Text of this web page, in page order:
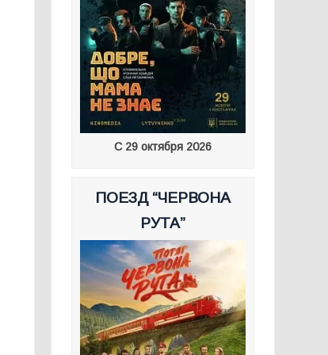
С 29 октября 2026
ПОЕЗД “ЧЕРВОНА
РУТА”